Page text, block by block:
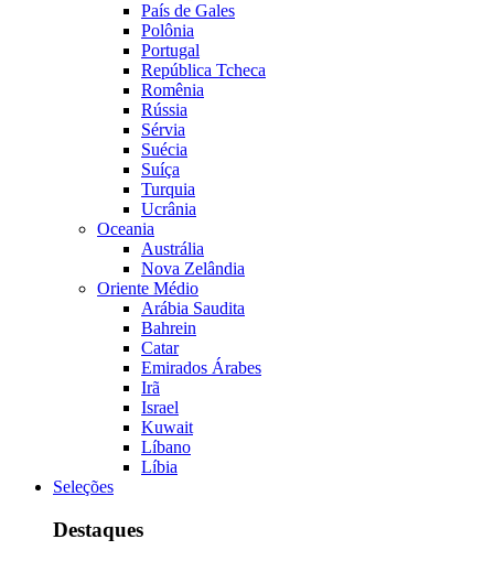
País de Gales
Polônia
Portugal
República Tcheca
Romênia
Rússia
Sérvia
Suécia
Suíça
Turquia
Ucrânia
Oceania
Austrália
Nova Zelândia
Oriente Médio
Arábia Saudita
Bahrein
Catar
Emirados Árabes
Irã
Israel
Kuwait
Líbano
Líbia
Seleções
Destaques